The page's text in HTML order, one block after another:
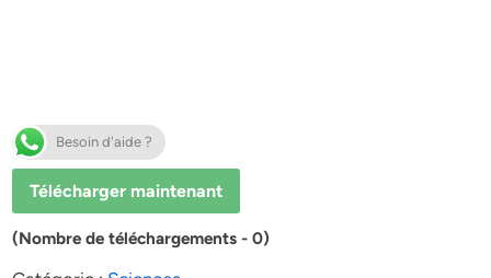
Besoin d'aide ?
Télécharger maintenant
(Nombre de téléchargements - 0)